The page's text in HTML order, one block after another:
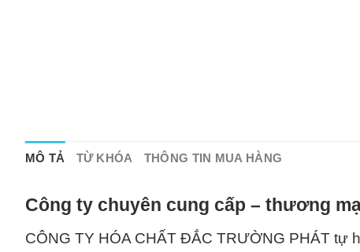
MÔ TẢ TỪ KHÓA THÔNG TIN MUA HÀNG
Công ty chuyên cung cấp – thương
CÔNG TY HÓA CHẤT ĐẮC TRƯỜNG PHÁT tự